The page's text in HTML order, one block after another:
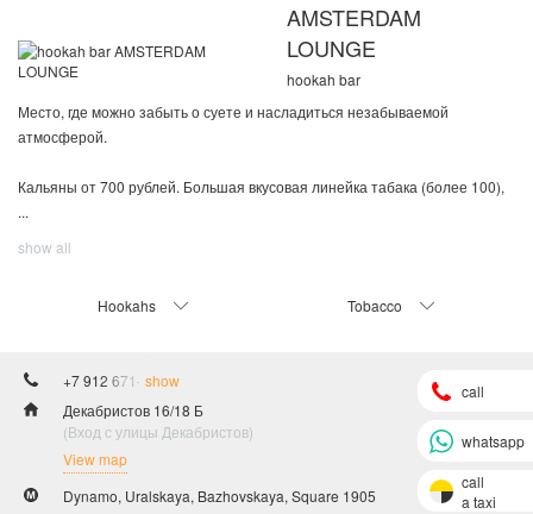
AMSTERDAM
LOUNGE
hookah bar
Место, где можно забыть о суете и насладиться незабываемой
атмосферой.
Кальяны от 700 рублей. Большая вкусовая линейка табака (более 100),
...
show all
Hookahs Tobacco
+7 912 671-84-06
show
Декабристов 16/18 Б
(Вход с улицы Декабристов)
View map
Dynamo, Uralskaya, Bazhovskaya, Square 1905
call
whatsapp
call
a taxi